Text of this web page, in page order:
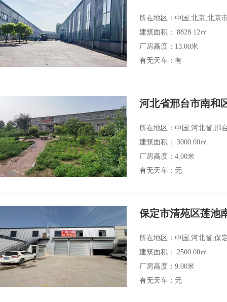
所在地区：中国,北京,北京
建筑面积： 8828.12㎡
厂房高度：13.00米
有无天车：有
河北省邢台市南和
所在地区：中国,河北省,邢
建筑面积： 3000.00㎡
厂房高度：4.00米
有无天车：无
保定市清苑区莲池
所在地区：中国,河北省,保
建筑面积： 2500.00㎡
厂房高度：9.00米
有无天车：无